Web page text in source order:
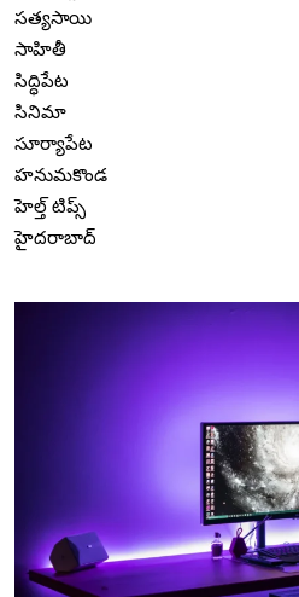
సత్యసాయి
సాహితీ
సిద్ధిపేట
సినిమా
సూర్యాపేట
హనుమకొండ
హెల్త్ టిప్స్
హైదరాబాద్